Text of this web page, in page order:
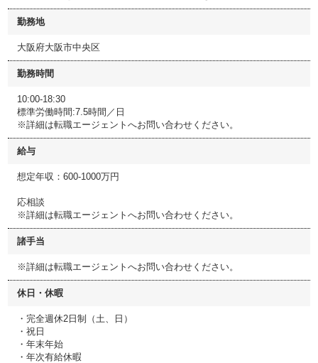
勤務地
大阪府大阪市中央区
勤務時間
10:00-18:30
標準労働時間:7.5時間／日
※詳細は転職エージェントへお問い合わせください。
給与
想定年収：600-1000万円
応相談
※詳細は転職エージェントへお問い合わせください。
諸手当
※詳細は転職エージェントへお問い合わせください。
休日・休暇
・完全週休2日制（土、日）
・祝日
・年末年始
・年次有給休暇